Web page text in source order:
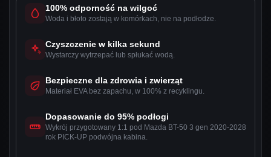
100% odporność na wilgoć
Woda i błoto zostają w komórkach, nie na podłodze.
Czyszczenie w kilka sekund
Wystarczy wytrzepać lub spłukać wodą.
Bezpieczne dla zdrowia i zwierząt
Materiał EVA bez zapachu, w 100% z recyklingu.
Dopasowanie do 95% podłogi
Wykrój przygotowany 1:1 pod Mazda BT-50 3 gen 2020-2028
rok PICK-UP podwójna kabina.